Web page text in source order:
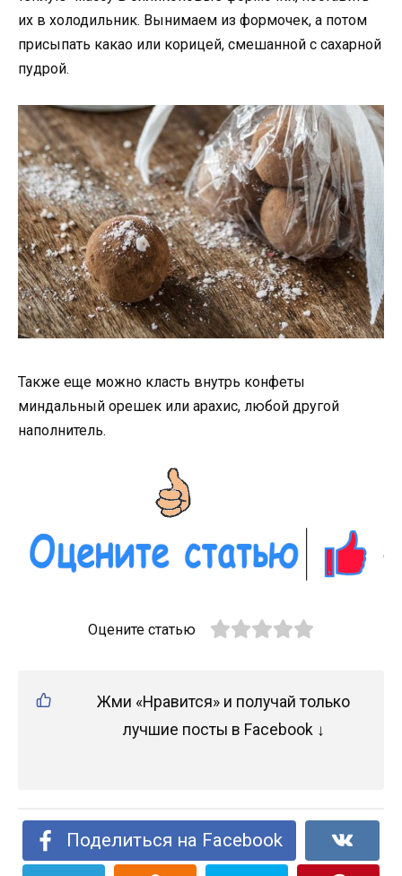
их в холодильник. Вынимаем из формочек, а потом
присыпать какао или корицей, смешанной с сахарной
пудрой.
Также еще можно класть внутрь конфеты
миндальный орешек или арахис, любой другой
наполнитель.
Оцените статью
Жми «Нравится» и получай только
лучшие посты в Facebook ↓
Поделиться на Facebook